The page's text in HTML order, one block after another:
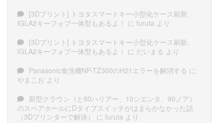
[3Dプリント] トヨタスマートキー小型化ケース刷新、
IGLA2キーフォブ一体型もあるよ！ に furuta より
[3Dプリント] トヨタスマートキー小型化ケース刷新、
IGLA2キーフォブ一体型もあるよ！ に だいまる より
Panasonic食洗機NP-TZ300のH21エラーを解消する に
やまこお より
新型クラウン（と80ハリアー、10シエンタ、90ノア）
のスペアホールにDタイプスイッチがはまらかなかった話
（3Dプリンターで解決）
に furuta より